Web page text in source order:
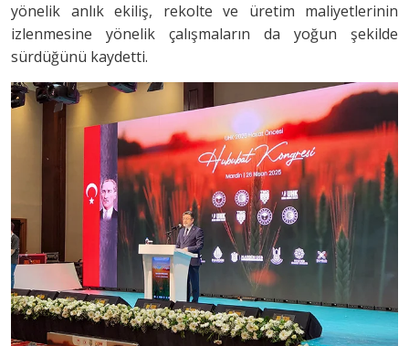
yönelik anlık ekiliş, rekolte ve üretim maliyetlerinin
izlenmesine yönelik çalışmaların da yoğun şekilde
sürdüğünü kaydetti.